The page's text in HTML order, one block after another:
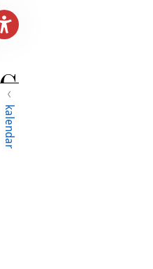
kalendar